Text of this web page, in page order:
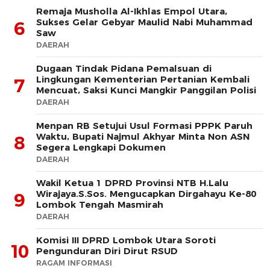
6
Remaja Musholla Al-Ikhlas Empol Utara,
Sukses Gelar Gebyar Maulid Nabi Muhammad
Saw
DAERAH
7
Dugaan Tindak Pidana Pemalsuan di
Lingkungan Kementerian Pertanian Kembali
Mencuat, Saksi Kunci Mangkir Panggilan Polisi
DAERAH
8
Menpan RB Setujui Usul Formasi PPPK Paruh
Waktu, Bupati Najmul Akhyar Minta Non ASN
Segera Lengkapi Dokumen
DAERAH
9
Wakil Ketua 1 DPRD Provinsi NTB H.Lalu
Wirajaya.S.Sos. Mengucapkan Dirgahayu Ke-80
Lombok Tengah Masmirah
DAERAH
10
Komisi III DPRD Lombok Utara Soroti
Pengunduran Diri Dirut RSUD
RAGAM INFORMASI